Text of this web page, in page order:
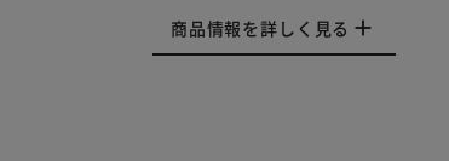
商品情報を詳しく見る